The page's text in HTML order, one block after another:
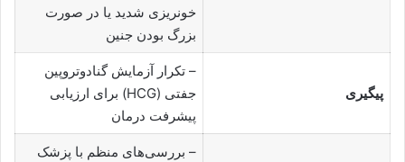
خونریزی شدید یا در صورت
بزرگ بودن جنین
پیگیری
– تکرار آزمایش گنادوتروپین
جفتی (HCG) برای ارزیابی
پیشرفت درمان
– بررسی‌های منظم با پزشک